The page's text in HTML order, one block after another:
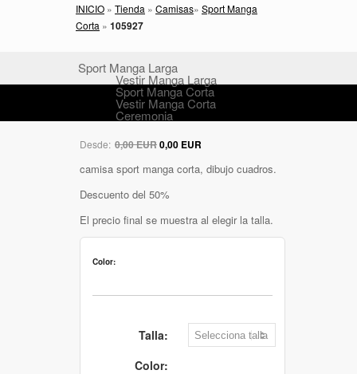
INICIO » Tienda » Camisas» Sport Manga
Corta » 105927
Sport Manga Larga
Vestir Manga Larga
Sport Manga Corta
Vestir Manga Corta
Ceremonia
Desde: 0,00 EUR0,00 EUR
camisa sport manga corta, dibujo cuadros.
Descuento del 50%
El precio final se muestra al elegir la talla.
Color:
Talla:
Color: